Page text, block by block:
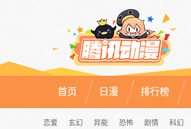
首页 日漫 排行榜
恋爱 玄幻 异能 恐怖 剧情 科幻